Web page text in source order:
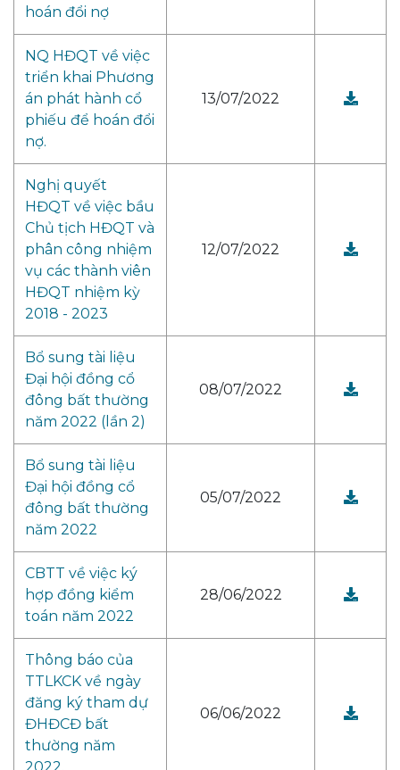
hoán đổi nợ
NQ HĐQT về việc
triển khai Phương
án phát hành cổ
phiếu để hoán đổi
nợ.
13/07/2022
Nghị quyết
HĐQT về việc bầu
Chủ tịch HĐQT và
phân công nhiệm
vụ các thành viên
HĐQT nhiệm kỳ
2018 - 2023
12/07/2022
Bổ sung tài liệu
Đại hội đồng cổ
đông bất thường
năm 2022 (lần 2)
08/07/2022
Bổ sung tài liệu
Đại hội đồng cổ
đông bất thường
năm 2022
05/07/2022
CBTT về việc ký
hợp đồng kiểm
toán năm 2022
28/06/2022
Thông báo của
TTLKCK về ngày
đăng ký tham dự
ĐHĐCĐ bất
thường năm
06/06/2022